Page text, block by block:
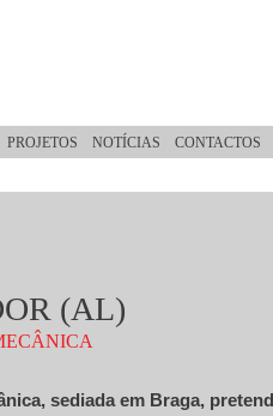
PROJETOS NOTÍCIAS CONTACTOS
(AL)
sediada em Braga,